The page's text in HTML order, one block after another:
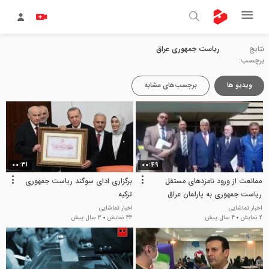
نتایج
برچسب:
ریاست جمهوری عراق
ویدیو ها برچسب‌های مشابه
00:49
ممانعت از ورود نامزدهای مستقل
ریاست جمهوری به پارلمان عراق
اخبار تماشایی
2 نمایش
4 سال پیش
00:31
برگزاری ادای سوگند ریاست جمهوری
ترکیه
اخبار تماشایی
44 نمایش
3 سال پیش